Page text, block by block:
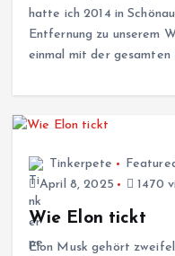
hatte ich 2014 in
Entfernung zu unserem
einmal mit der gesamten
Tinkerpete
April 8, 2025
1470
Wie Elon tickt
Elon Musk gehört